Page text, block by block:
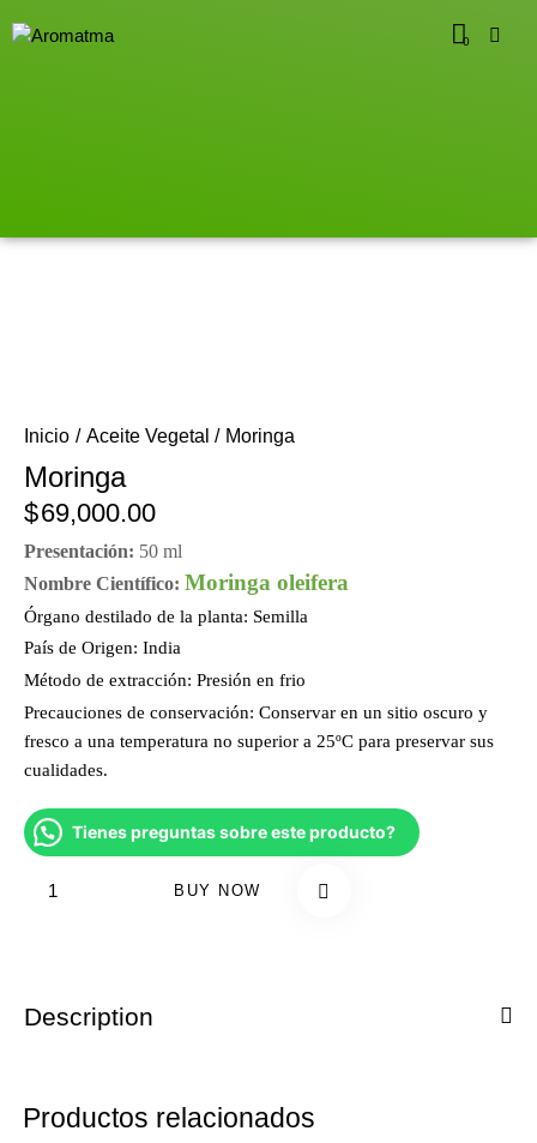
0
Inicio Aceite Vegetal Moringa
Moringa
$69,000.00
Presentación: 50 ml
Nombre Científico: Moringa oleifera
Órgano destilado de la planta: Semilla
País de Origen: India
Método de extracción: Presión en frio
Precauciones de conservación: Conservar en un sitio oscuro y
fresco a una temperatura no superior a 25ºC para preservar sus
cualidades.
Tienes preguntas sobre este producto?
BUY NOW
Description
Productos relacionados